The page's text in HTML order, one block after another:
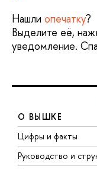
Нашли опечатку?
Выделите её,
уведомление.
О ВЫШКЕ
Цифры и факты
Руководство и